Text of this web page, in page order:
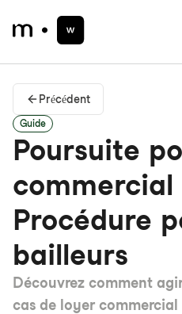
Précédent
Guide
Poursuite
Procédure
bailleurs
Découvrez comment
cas de loyer